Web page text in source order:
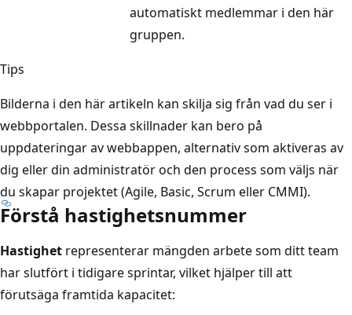
automatiskt medlemmar i den här
gruppen.
Tips
Bilderna i den här artikeln kan skilja sig från vad du ser i
webbportalen. Dessa skillnader kan bero på
uppdateringar av webbappen, alternativ som aktiveras av
dig eller din administratör och den process som väljs när
du skapar projektet (Agile, Basic, Scrum eller CMMI).
Förstå hastighetsnummer
Hastighet representerar mängden arbete som ditt team
har slutfört i tidigare sprintar, vilket hjälper till att
förutsäga framtida kapacitet: